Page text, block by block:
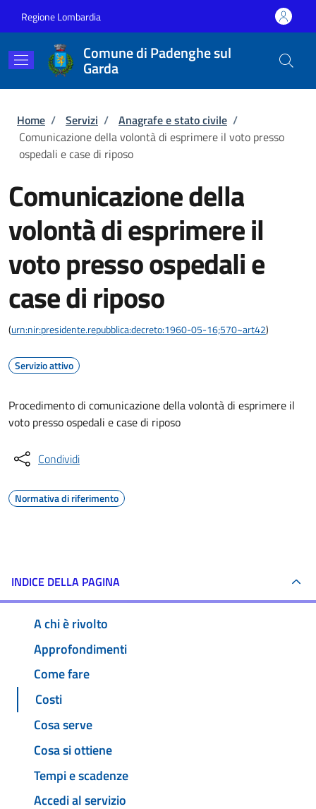
Regione Lombardia
Comune di Padenghe sul
Garda
Briciole di pane
Home / Servizi / Anagrafe e stato civile /
Comunicazione della volontà di esprimere il voto presso
ospedali e case di riposo
Comunicazione della
volontà di esprimere il
voto presso ospedali e
case di riposo
(urn:nir:presidente.repubblica:decreto:1960-05-16;570~art42)
Servizio attivo
Procedimento di comunicazione della volontà di esprimere il
voto presso ospedali e case di riposo
Condividi
Normativa di riferimento
INDICE DELLA PAGINA
A chi è rivolto
Approfondimenti
Come fare
Costi
Cosa serve
Cosa si ottiene
Tempi e scadenze
Accedi al servizio